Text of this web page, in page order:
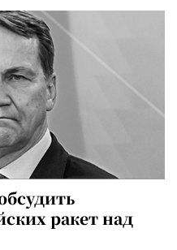
ракет над